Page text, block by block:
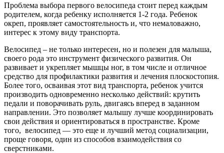
Проблема выбора первого велосипеда стоит перед каждым
родителем, когда ребенку исполняется 1-2 года. Ребенок
окреп, проявляет самостоятельность и, что немаловажно,
интерес к этому виду транспорта.
Велосипед – не только интересен, но и полезен для малыша,
своего рода это инструмент физического развития. Он
развивает и укрепляет мышцы ног, в том числе и отличное
средство для профилактики развития и лечения плоскостопия.
Более того, осваивая этот вид транспорта, ребенок учится
производить одновременно несколько действий: крутить
педали и поворачивать руль, двигаясь вперед в заданном
направлении. Это позволяет малышу лучше координировать
свои действия и ориентироваться в пространстве. Кроме
того, велосипед — это еще и лучший метод социализации,
проще говоря, один из способов взаимодействия со
сверстниками.